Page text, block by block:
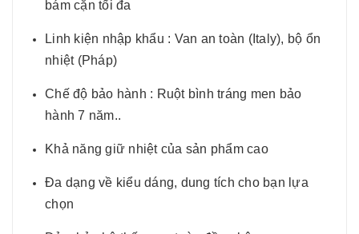
bám cặn tối đa
Linh kiện nhập khẩu : Van an toàn (Italy), bộ ổn
nhiệt (Pháp)
Chế độ bảo hành : Ruột bình tráng men bảo
hành 7 năm..
Khả năng giữ nhiệt của sản phẩm cao
Đa dạng về kiểu dáng, dung tích cho bạn lựa
chọn